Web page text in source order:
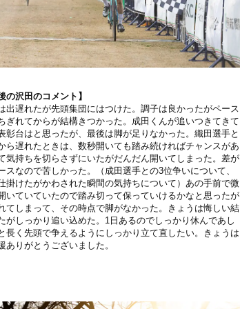
の沢田のコメント】
出遅れたが先頭集団にはつけた。調子は良かったがペース
ぎれてからが結構きつかった。成田くんが追いつきてきて
彰台はと思ったが、最後は脚が足りなかった。織田選手と
ら遅れたときは、数秒開いても踏み続ければチャンスがあ
気持ちを切らさずにいたがだんだん開いてしまった。差が
スなので苦しかった。（成田選手との3位争いについて、
掛けたがかわされた瞬間の気持ちについて）あの手前で微
いていていたので踏み切って保っていけるかなと思ったが
てしまって、その時点で脚がなかった。きょうは悔しい結
がしっかり追い込めた。1日あるのでしっかり休んであし
長く先頭で争えるようにしっかり立て直したい。きょうは
ありがとうございました。